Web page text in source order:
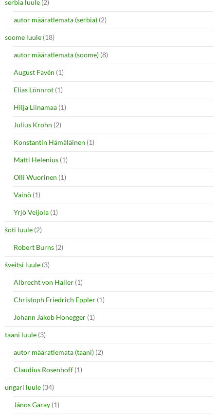
serbia luule (2)
autor määratlemata (serbia) (2)
soome luule (18)
autor määratlemata (soome) (8)
August Favén (1)
Elias Lönnrot (1)
Hilja Liinamaa (1)
Julius Krohn (2)
Konstantin Hämäläinen (1)
Matti Helenius (1)
Olli Wuorinen (1)
Vainö (1)
Yrjö Veijola (1)
šoti luule (2)
Robert Burns (2)
šveitsi luule (3)
Albrecht von Haller (1)
Christoph Friedrich Eppler (1)
Johann Jakob Honegger (1)
taani luule (3)
autor määratlemata (taani) (2)
Claudius Rosenhoff (1)
ungari luule (34)
János Garay (1)